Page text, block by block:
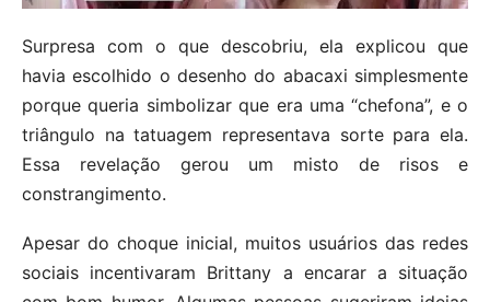
Surpresa com o que descobriu, ela explicou que
havia escolhido o desenho do abacaxi simplesmente
porque queria simbolizar que era uma “chefona”, e o
triângulo na tatuagem representava sorte para ela.
Essa revelação gerou um misto de risos e
constrangimento.
Apesar do choque inicial, muitos usuários das redes
sociais incentivaram Brittany a encarar a situação